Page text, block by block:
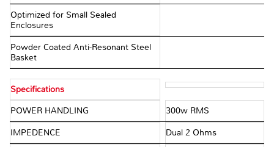
Optimized for Small Sealed
Enclosures
Powder Coated Anti-Resonant Steel
Basket
Specifications
POWER HANDLING 300w RMS
IMPEDENCE Dual 2 Ohms